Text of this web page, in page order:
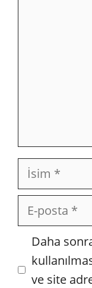
İsim
posta
İnternet
sitesi
Daha
ve site